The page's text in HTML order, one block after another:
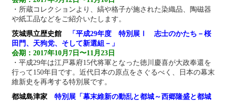
・所蔵コレクションより、縞や格子が施された染織品、陶磁器
や紙工品などをご紹介いたします。
茨城県立歴史館
「平成29年度 特別展Ⅰ 志士のかたち－桜
田門、天狗党、そして新選組－」
会期：2017年10月7日〜11月23日
・平成29年は江戸幕府15代将軍となった徳川慶喜が大政奉還を
行って150年目です。近代日本の原点をさぐるべく、日本の幕末
維新史を再考する特別展です。
都城島津家
特別展「幕末維新の動乱と都城～西郷隆盛と都城